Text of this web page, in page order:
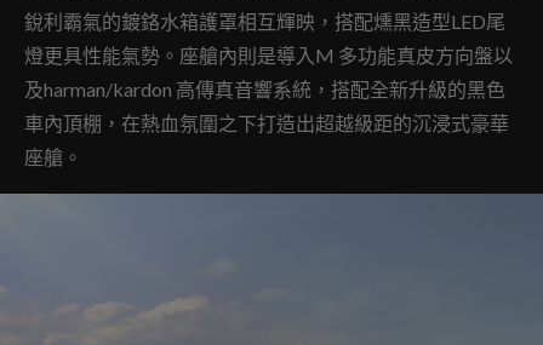
銳利霸氣的鍍鉻水箱護罩相互輝映，搭配燻黑造型LED尾
燈更具性能氣勢。座艙內則是導入M 多功能真皮方向盤以
及harman/kardon 高傳真音響系統，搭配全新升級的黑色
車內頂棚，在熱血氛圍之下打造出超越級距的沉浸式豪華
座艙。